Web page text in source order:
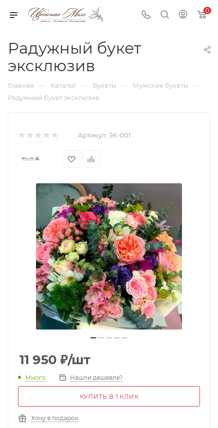
0
Радужный букет
эксклюзив
Главная — Каталог — Букеты — Мужские букеты —
Радужный букет эксклюзив
Артикул: ЭК-001
11 950 ₽/шт
Много Нашли дешевле?
КУПИТЬ В 1 КЛИК
Хочу в подарок